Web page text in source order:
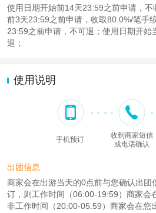
使用日期开始前14天23:59之前申请，
前3天23:59之前申请，收取80.0%/笔手
23:59之前申请，不可退；使用日期开始
退；
使用说明
手机预订
收到商家短信
或电话确认
出团信息
商家会在出游当天的0点前与您确认出团
订，则工作时间（06:00-19:59）商家会
非工作时间（20:00-05:59）商家会在您